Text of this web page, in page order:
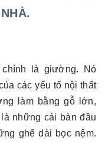
là giường. Nó
các yếu tố nội thất
làm bằng gỗ lớn,
những cái bàn đầu
ghế dài bọc nệm.